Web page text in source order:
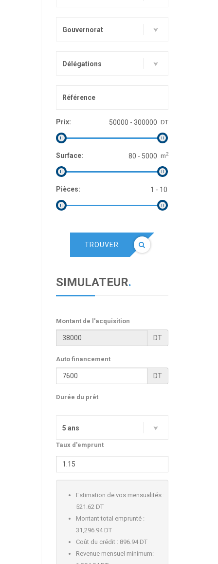
Gouvernorat
Délégations
Prix: DT
Surface: m2
Pièces:
TROUVER
SIMULATEUR.
Montant de l'acquisition
DT
Auto financement
DT
Durée du prêt
5 ans
Taux d'emprunt
Estimation de vos mensualités :
521.62 DT
Montant total emprunté :
31,296.94 DT
Coût du crédit : 896.94 DT
Revenue mensuel minimum: